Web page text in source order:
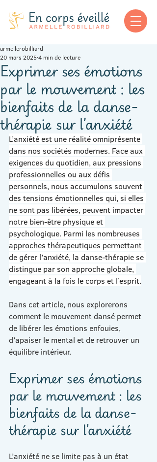
Exprimer ses émotions
par le mouvement : les
bienfaits de la danse-
thérapie sur l’anxiété
armellerobilliard
20 mars 2025 4 min de lecture
L’anxiété est une réalité omniprésente
dans nos sociétés modernes. Face aux
exigences du quotidien, aux pressions
professionnelles ou aux défis
personnels, nous accumulons souvent
des tensions émotionnelles qui, si elles
ne sont pas libérées, peuvent impacter
notre bien-être physique et
psychologique. Parmi les nombreuses
approches thérapeutiques permettant
de gérer l’anxiété, la danse-thérapie se
distingue par son approche globale,
engageant à la fois le corps et l’esprit.
Dans cet article, nous explorerons
comment le mouvement dansé permet
de libérer les émotions enfouies,
d’apaiser le mental et de retrouver un
équilibre intérieur.
Exprimer ses émotions
par le mouvement : les
bienfaits de la danse-
thérapie sur l’anxiété
L’anxiété ne se limite pas à un état